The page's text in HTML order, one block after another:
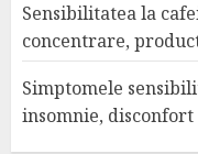
Sensibilitatea la
concentrare,
Simptomele
insomnie,